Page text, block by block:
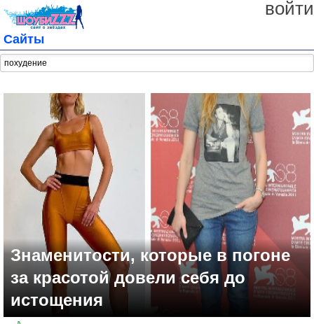
войти
Сайты
Знаменитости, которые в погоне
за красотой довели себя до
истощения